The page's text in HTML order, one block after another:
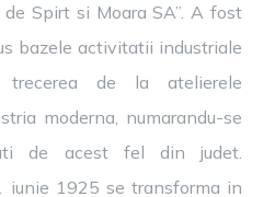
de Spirt si Moara SA”. A fost
bazele activitatii industriale
de la atelierele
moderna, numarandu-se
de acest fel din judet.
iunie 1925 se transforma in